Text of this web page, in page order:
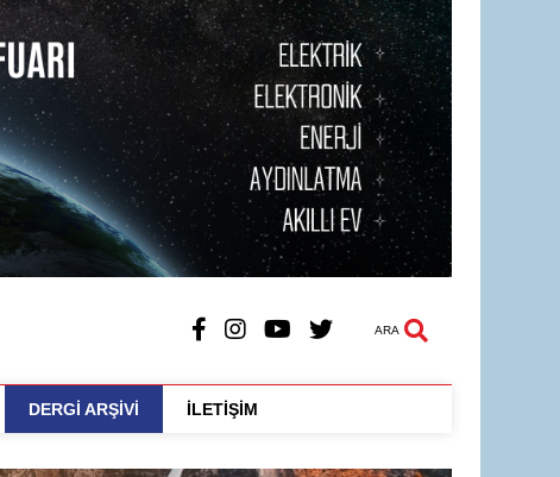
ARA
DERGİ ARŞİVİ İLETİŞİM